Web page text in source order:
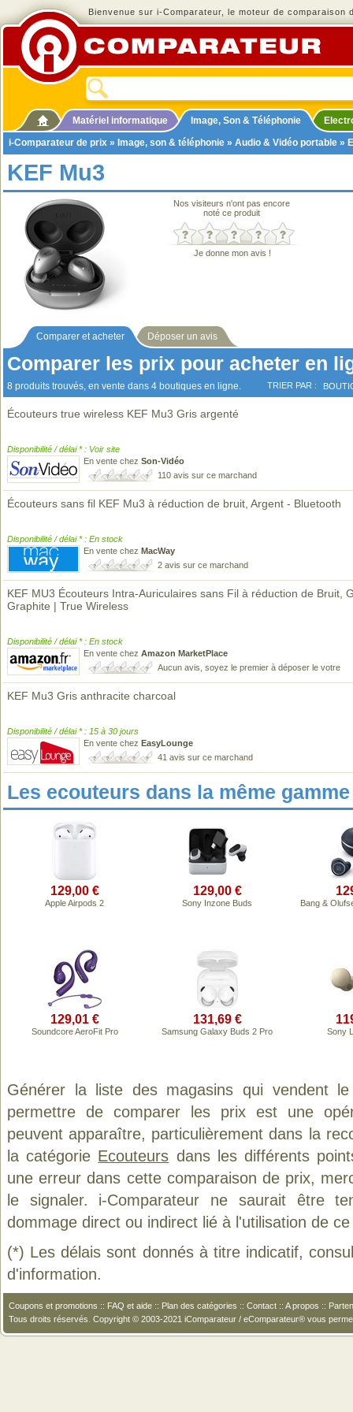
Bienvenue sur i-Comparateur, le moteur de comparaison
Matériel informatique Image, Son & Téléphonie
i-Comparateur de prix » Image, son & téléphonie » Audio & Vidéo portable »
KEF Mu3
Nos visiteurs n'ont pas encore
noté ce produit
Je donne mon avis !
Comparer et acheter Déposer un avis
Comparer les prix pour acheter en
8 produits trouvés, en vente dans 4 boutiques en ligne. TRIER PAR :
Écouteurs true wireless KEF Mu3 Gris argenté
Disponibilité / délai * : Voir site
En vente chez Son-Vidéo
110 avis sur ce marchand
Écouteurs sans fil KEF Mu3 à réduction de bruit, Argent - Bluetooth
Disponibilité / délai * : En stock
En vente chez MacWay
2 avis sur ce marchand
KEF MU3 Écouteurs Intra-Auriculaires sans Fil à réduction de Bruit,
Graphite | True Wireless
Disponibilité / délai * : En stock
En vente chez Amazon MarketPlace
Aucun avis, soyez le premier à déposer le votre
KEF Mu3 Gris anthracite charcoal
Disponibilité / délai * : 15 à 30 jours
En vente chez EasyLounge
41 avis sur ce marchand
Les ecouteurs dans la même
129,00 €
Apple Airpods 2
129,00 €
Sony Inzone Buds Bang &
129,01 €
Soundcore AeroFit Pro
131,69 €
Samsung Galaxy Buds 2 Pro Sony
Générer la liste des magasins qui vendent
permettre de comparer les prix est une
peuvent apparaître, particulièrement dans la
la catégorie Ecouteurs dans les différents
une erreur dans cette comparaison de prix,
le signaler. i-Comparateur ne saurait être
dommage direct ou indirect lié à l'utilisation de
(*) Les délais sont donnés à titre indicatif,
d'information.
Coupons et promotions :: FAQ et aide :: Plan des catégories :: Contact :: A propos ::
Tous droits réservés. Copyright © 2003-2021 iComparateur / eComparateur® vous